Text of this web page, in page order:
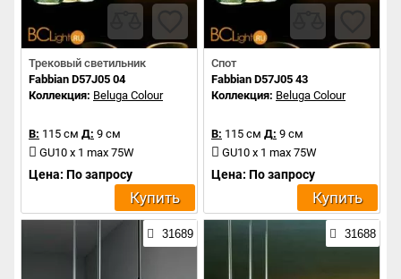
Трековый светильник
Fabbian D57J05 04
Коллекция: Beluga Colour
В: 115 см Д: 9 см
GU10 x 1 max 75W
Цена: По запросу
Купить
Спот
Fabbian D57J05 43
Коллекция: Beluga Colour
В: 115 см Д: 9 см
GU10 x 1 max 75W
Цена: По запросу
Купить
31689 31688